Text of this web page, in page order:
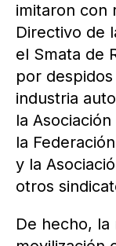
imitaron con
Directivo de
el Smata de
por
industria
la
la
y la
otros
De hecho, la